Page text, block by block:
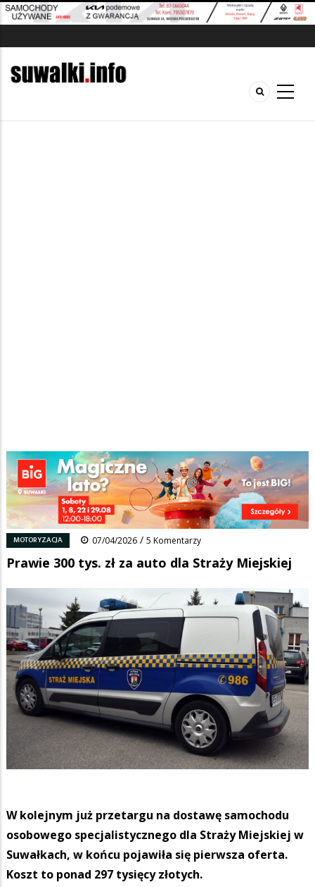
Ścieżka
nawigacyjna
Strona główna/Wiadomości/Motoryzacja/
Prawie 300 tys. zł za auto dla Straży Miejskiej
FacebookPinterestTumblr
0 Reddit Share
MOTORYZACJA 07/04/2026 / 5 Komentarzy
Prawie 300 tys. zł za auto dla Straży Miejskiej
W kolejnym już przetargu na dostawę samochodu
osobowego specjalistycznego dla Straży Miejskiej w
Suwałkach, w końcu pojawiła się pierwsza oferta.
Koszt to ponad 297 tysięcy złotych.